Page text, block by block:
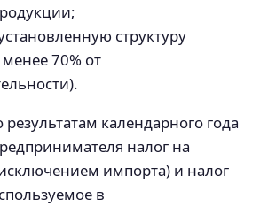
структуру
70% от
календарного года
налог на
импорта) и налог
в